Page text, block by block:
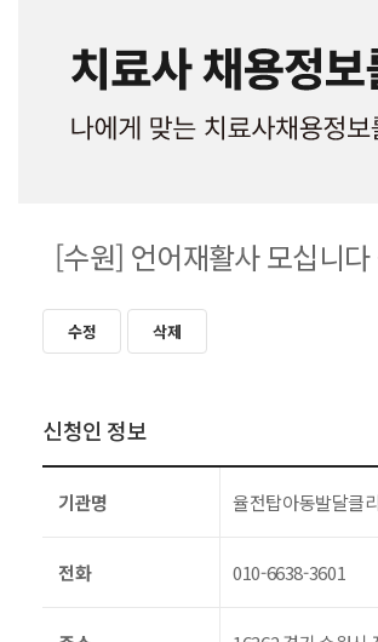
[수원] 언어재활사 모십니
수정 삭제
신청인 정보
기관명 율전탑아동발달클
전화 010-6638-3601